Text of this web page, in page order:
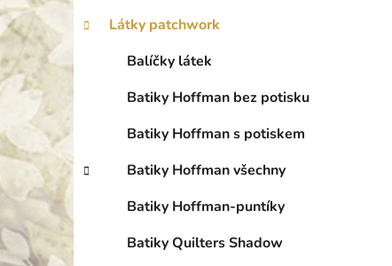
Látky patchwork
Balíčky látek
Batiky Hoffman bez potisku
Batiky Hoffman s potiskem
Batiky Hoffman všechny
Batiky Hoffman-puntíky
Batiky Quilters Shadow